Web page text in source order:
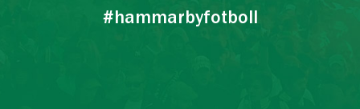
#hammarbyfotboll